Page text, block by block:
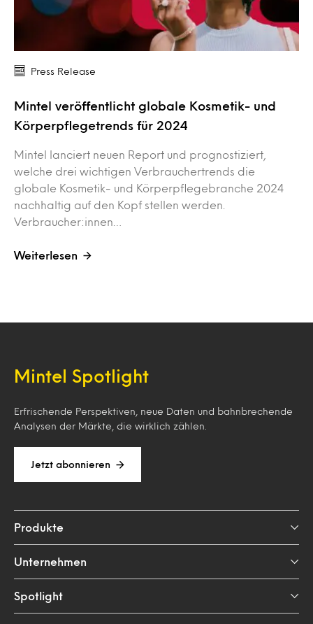
Press Release
Mintel veröffentlicht globale Kosmetik- und
Körperpflegetrends für 2024
Mintel lanciert neuen Report und prognostiziert,
welche drei wichtigen Verbrauchertrends die
globale Kosmetik- und Körperpflegebranche 2024
nachhaltig auf den Kopf stellen werden.
Verbraucher:innen…
Weiterlesen
Mintel Spotlight
Erfrischende Perspektiven, neue Daten und bahnbrechende
Analysen der Märkte, die wirklich zählen.
Jetzt abonnieren
Produkte
Unternehmen
Spotlight